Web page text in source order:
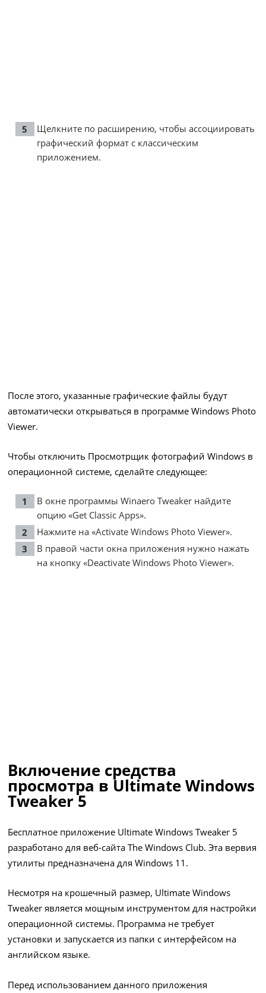
Щелкните по расширению, чтобы ассоциировать
графический формат с классическим
приложением.
После этого, указанные графические файлы будут
автоматически открываться в программе Windows Photo
Viewer.
Чтобы отключить Просмотрщик фотографий Windows в
операционной системе, сделайте следующее:
В окне программы Winaero Tweaker найдите
опцию «Get Classic Apps».
Нажмите на «Activate Windows Photo Viewer».
В правой части окна приложения нужно нажать
на кнопку «Deactivate Windows Photo Viewer».
Включение средства
просмотра в Ultimate Windows
Tweaker 5
Бесплатное приложение Ultimate Windows Tweaker 5
разработано для веб-сайта The Windows Club. Эта вервия
утилиты предназначена для Windows 11.
Несмотря на крошечный размер, Ultimate Windows
Tweaker является мощным инструментом для настройки
операционной системы. Программа не требует
установки и запускается из папки с интерфейсом на
английском языке.
Перед использованием данного приложения